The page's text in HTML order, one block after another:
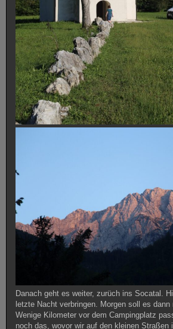
Danach geht es weiter, zurüch ins Socatal.
letzte Nacht verbringen. Morgen soll es dann
Wenige Kilometer vor dem Campingplatz
noch das, wovor wir auf den kleinen Straßen